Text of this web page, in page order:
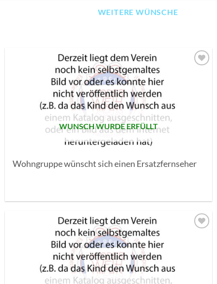
WEITERE WÜNSCHE
WUNSCH WURDE ERFÜLLT
Wohngruppe wünscht sich einen Ersatzfernseher